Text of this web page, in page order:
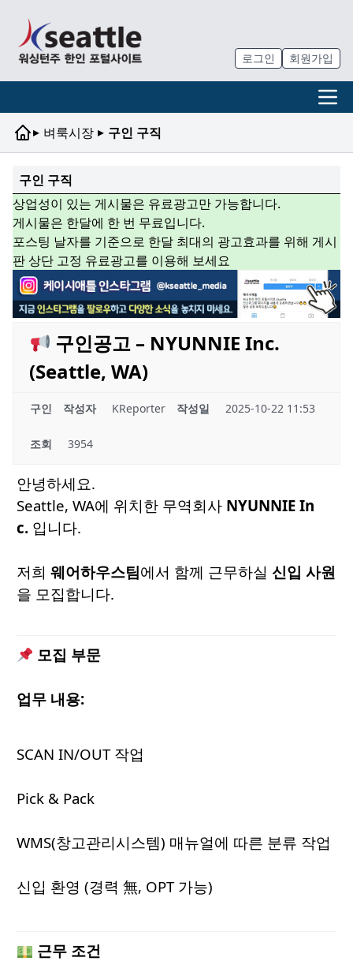
로그인 회원가입
▸ 벼룩시장 ▸ 구인 구직
구인 구직
상업성이 있는 게시물은 유료광고만 가능합니다.
게시물은 한달에 한 번 무료입니다.
포스팅 날자를 기준으로 한달 최대의 광고효과를 위해 게시
판 상단 고정 유료광고를 이용해 보세요
구인공고 – NYUNNIE Inc.
(Seattle, WA)
구인 작성자 KReporter 작성일 2025-10-22 11:53
조회 3954
안녕하세요.
Seattle, WA에 위치한 무역회사 NYUNNIE In
c. 입니다.
저희 웨어하우스팀에서 함께 근무하실 신입 사원
을 모집합니다.
모집 부문
업무 내용:
SCAN IN/OUT 작업
Pick & Pack
WMS(창고관리시스템) 매뉴얼에 따른 분류 작업
신입 환영 (경력 無, OPT 가능)
근무 조건